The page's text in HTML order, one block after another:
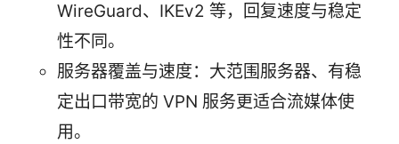
WireGuard、IKEv2 等，回复速度与稳定
性不同。
服务器覆盖与速度：大范围服务器、有稳
定出口带宽的 VPN 服务更适合流媒体使
用。